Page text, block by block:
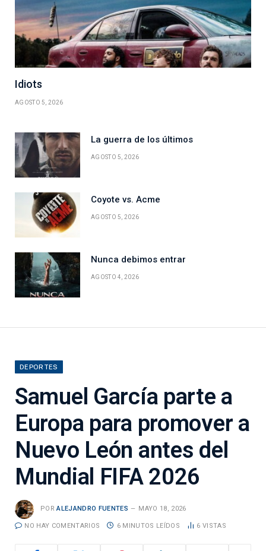
Idiots
AGOSTO 5, 2026
La guerra de los últimos
AGOSTO 5, 2026
Coyote vs. Acme
AGOSTO 5, 2026
Nunca debimos entrar
AGOSTO 4, 2026
DEPORTES
Samuel García parte a
Europa para promover a
Nuevo León antes del
Mundial FIFA 2026
POR ALEJANDRO FUENTES MAYO 18, 2026
NO HAY COMENTARIOS 6 MINUTOS LEÍDOS 6 VISTAS